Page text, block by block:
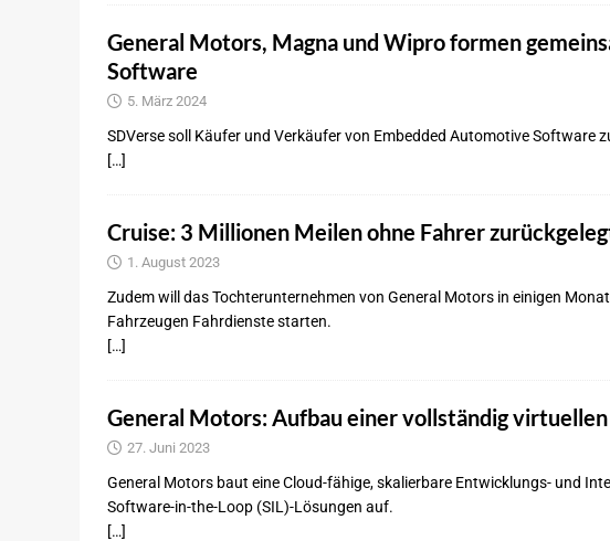
General Motors, Magna und Wipro formen
Software
5. März 2024
SDVerse soll Käufer und Verkäufer von Embedded Automotive Software
[…]
Cruise: 3 Millionen Meilen ohne Fahrer
1. August 2023
Zudem will das Tochterunternehmen von General Motors in einigen
Fahrzeugen Fahrdienste starten.
[…]
General Motors: Aufbau einer vollständig
27. Juni 2023
General Motors baut eine Cloud-fähige, skalierbare Entwicklungs- und
Software-in-the-Loop (SIL)-Lösungen auf.
[…]